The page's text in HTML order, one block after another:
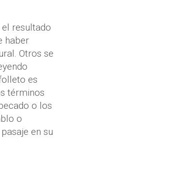
resultado
haber
Otros se
es
términos
o los
o
en su